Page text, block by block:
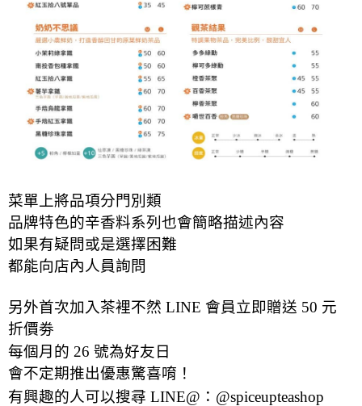
菜單上將品項分門別類
品牌特色的辛香料系列也會簡略描述內容
如果有疑問或是選擇困難
都能向店內人員詢問
另外首次加入茶裡不然 LINE 會員立即贈送 50 元
折價劵
每個月的 26 號為好友日
會不定期推出優惠驚喜唷！
有興趣的人可以搜尋 LINE@：@spiceupteashop